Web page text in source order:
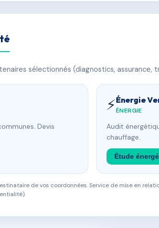
sélectionnés (diagnostics, assurance,
Devis
⚡Énergie
ÉNERGIE
Audit
chauffage.
Étude
de vos coordonnées. Service de mise en